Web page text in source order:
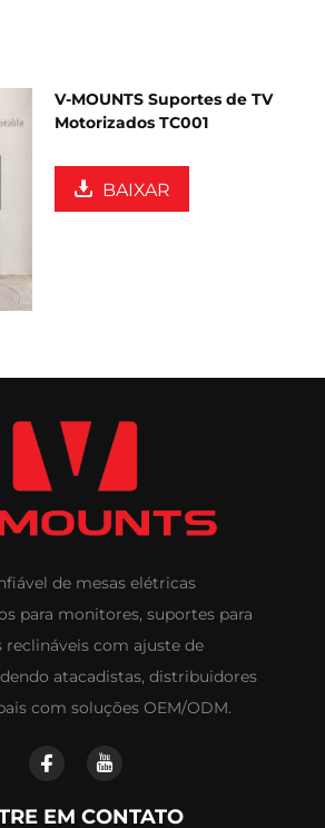
V-MOUNTS Suportes de TV
Motorizados TC001
BAIXAR
de mesas elétricas
para monitores, suportes para
reclináveis com ajuste de
atacadistas, distribuidores
com soluções OEM/ODM.
EM CONTATO